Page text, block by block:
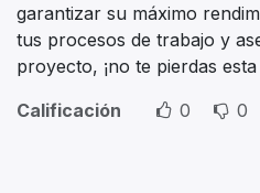
garantizar su máximo
tus procesos de trabajo y
proyecto, ¡no te pierdas
Calificación
0 0